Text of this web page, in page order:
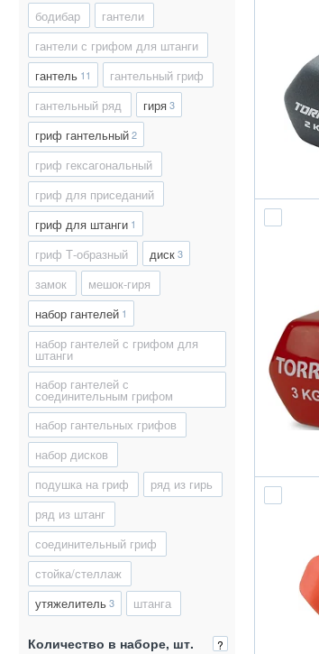
бодибар
гантели
гантели с грифом для штанги
гантель 11
гантельный гриф
гантельный ряд
гиря3
гриф гантельный2
гриф гексагональный
гриф для приседаний
гриф для штанги 1
гриф Т-образный диск3
замок
мешок-гиря
набор гантелей 1
набор гантелей с грифом для
штанги
набор гантелей с
соединительным грифом
набор гантельных грифов
набор дисков
подушка на гриф
ряд из гирь
ряд из штанг
соединительный гриф
стойка/стеллаж
утяжелитель3 штанга
Количество в наборе, шт. ?